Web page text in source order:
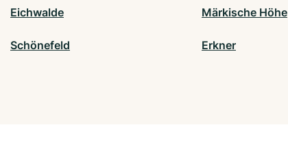
Eichwalde Märkische Höhe
Schönefeld Erkner